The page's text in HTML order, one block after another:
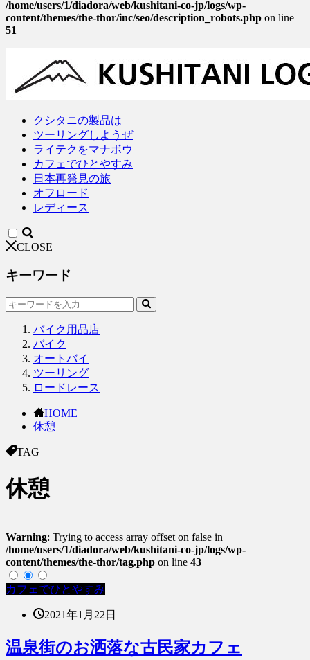
/home/users/1/diadora/web/kushitani-co-jp/logs/wp-
content/themes/the-thor/inc/seo/description_robots.php on line
51
クシタニの製品は
ツーリングしようぜ
ライテクをマナボウ
カフェでひとやすみ
日本再発見の旅
オフロード
レディース
CLOSE
キーワード
バイク用品店
バイク
オートバイ
ツーリング
ロードレース
HOME
休憩
TAG
休憩
Warning: Trying to access array offset on false in
/home/users/1/diadora/web/kushitani-co-jp/logs/wp-
content/themes/the-thor/tag.php on line 43
カフェでひとやすみ
2021年1月22日
温泉街のお洒落な古民家カフェ